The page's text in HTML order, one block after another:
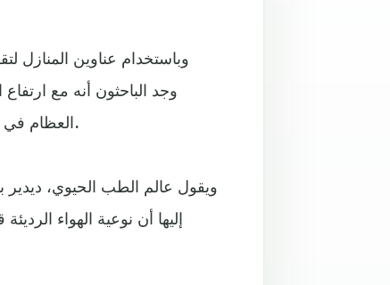
وباستخدام عناوين المنازل
العظام في جميع أنحاء الجسم، بما في ذلك الرقبة والعمود الفقري والورك.
ويقول عالم الطب الحيوي، ديدير
إليها أن نوعية الهواء